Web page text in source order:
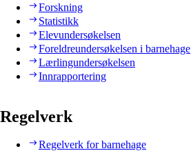
Forskning
Statistikk
Elevundersøkelsen
Foreldreundersøkelsen i barnehage
Lærlingundersøkelsen
Innrapportering
Regelverk
Regelverk for barnehage